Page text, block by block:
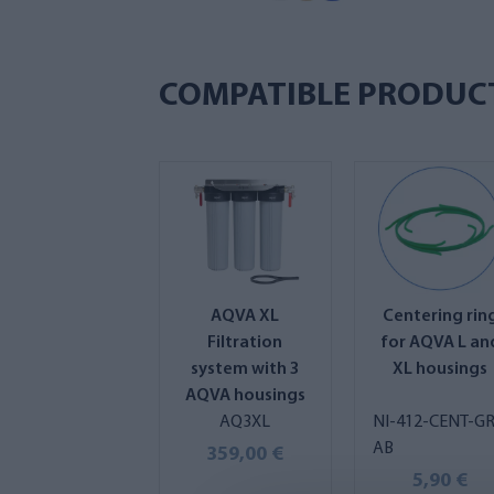
COMPATIBLE
AQVA XL
Filtration
system with 3
AQVA housings
AQ3XL
359,00 €
Centering
for AQVA L
XL housings
NI-412-CENT-
AB
5,90 €